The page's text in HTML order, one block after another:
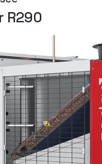
R290